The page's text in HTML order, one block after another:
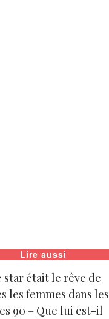
Lire aussi
star était le rêve de
les femmes dans les
90 – Que lui est-il